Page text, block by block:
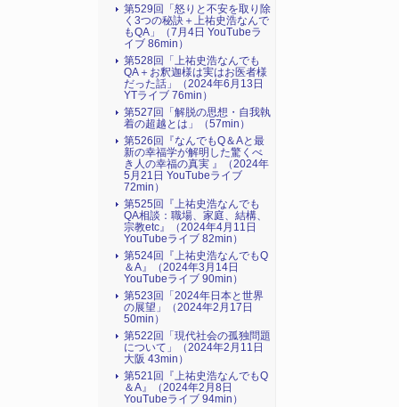
第529回「怒りと不安を取り除
く3つの秘訣＋上祐史浩なんで
もQA」（7月4日 YouTubeラ
イブ 86min）
第528回「上祐史浩なんでも
QA＋お釈迦様は実はお医者様
だった話」（2024年6月13日
YTライブ 76min）
第527回「解脱の思想・自我執
着の超越とは」（57min）
第526回『なんでもQ＆Aと最
新の幸福学が解明した驚くべ
き人の幸福の真実 』（2024年
5月21日 YouTubeライブ
72min）
第525回『上祐史浩なんでも
QA相談：職場、家庭、結構、
宗教etc』（2024年4月11日
YouTubeライブ 82min）
第524回『上祐史浩なんでもQ
＆A』（2024年3月14日
YouTubeライブ 90min）
第523回「2024年日本と世界
の展望」（2024年2月17日
50min）
第522回「現代社会の孤独問題
について」（2024年2月11日
大阪 43min）
第521回『上祐史浩なんでもQ
＆A』（2024年2月8日
YouTubeライブ 94min）